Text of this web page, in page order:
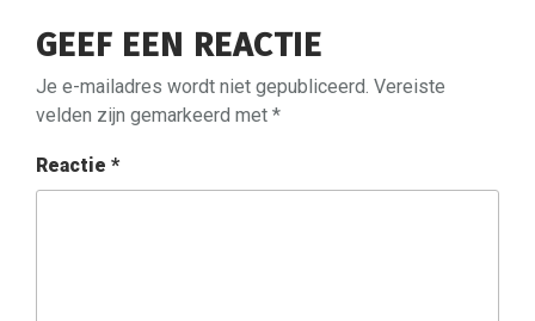
GEEF EEN REACTIE
Je e-mailadres wordt niet gepubliceerd. Vereiste
velden zijn gemarkeerd met *
Reactie *